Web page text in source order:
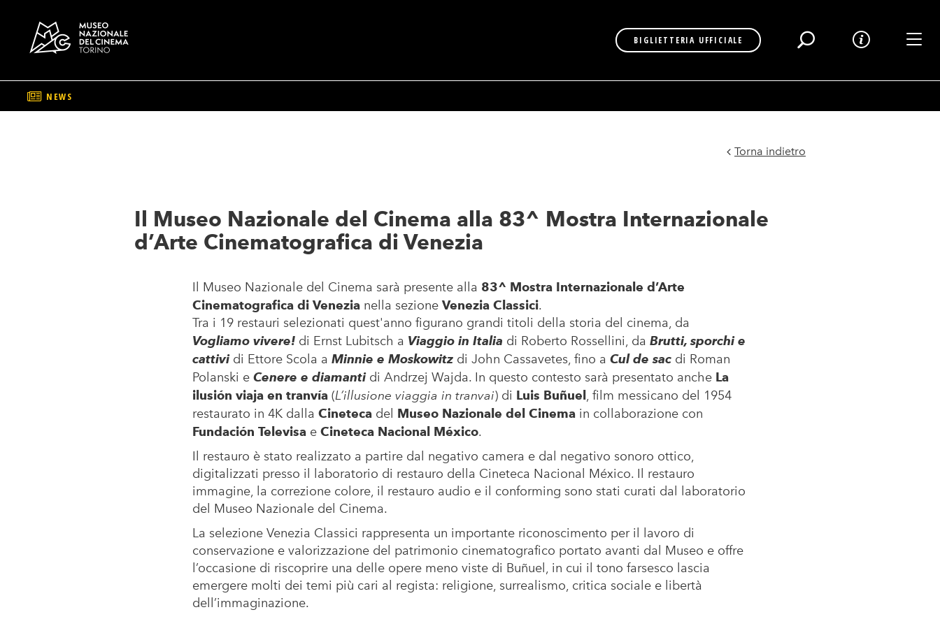
Salta
BIGLIETTERIA UFFICIALE
NEWS
Torna indietro
Il Museo Nazionale del Cinema alla 83^ Mostra Internazionale
d’Arte Cinematografica di Venezia
Il Museo Nazionale del Cinema sarà presente alla 83^ Mostra Internazionale d’Arte
Cinematografica di Venezianella sezione Venezia Classici.
Tra i 19 restauri selezionati quest'anno figurano grandi titoli della storia del cinema, da
Vogliamo vivere! di Ernst Lubitsch a Viaggio in Italia di Roberto Rossellini, da Brutti, sporchi e
cattividi Ettore Scola a Minnie e Moskowitz di John Cassavetes, fino a Cul de sacdi Roman
Polanski e Cenere e diamanti di Andrzej Wajda. In questo contesto sarà presentato anche La
ilusión viaja en tranvía(L’illusione viaggia in tranvai) di Luis Buñuel , film messicano del 1954
restaurato in 4K dalla Cineteca del Museo Nazionale del Cinemain collaborazione con
Fundación Televisae Cineteca Nacional México.
Il restauro è stato realizzato a partire dal negativo camera e dal negativo sonoro ottico,
digitalizzati presso il laboratorio di restauro della Cineteca Nacional México. Il restauro
immagine, la correzione colore, il restauro audio e il conforming sono stati curati dal laboratorio
del Museo Nazionale del Cinema.
La selezione Venezia Classici rappresenta un importante riconoscimento per il lavoro di
conservazione e valorizzazione del patrimonio cinematografico portato avanti dal Museo e offre
l’occasione di riscoprire una delle opere meno viste di Buñuel, in cui il tono farsesco lascia
emergere molti dei temi più cari al regista: religione, surrealismo, critica sociale e libertà
dell’immaginazione.